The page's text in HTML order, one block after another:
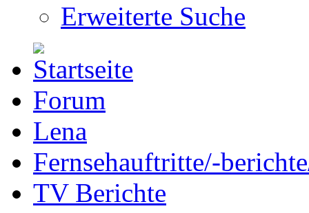
Erweiterte Suche
Forum
Lena
Fernsehauftritte/-
TV Berichte